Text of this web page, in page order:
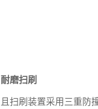
耐磨扫刷
且扫刷装置采用三重防